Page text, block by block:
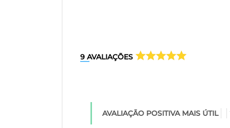
9 AVALIAÇÕES
AVALIAÇÃO POSITIVA MAIS ÚTIL